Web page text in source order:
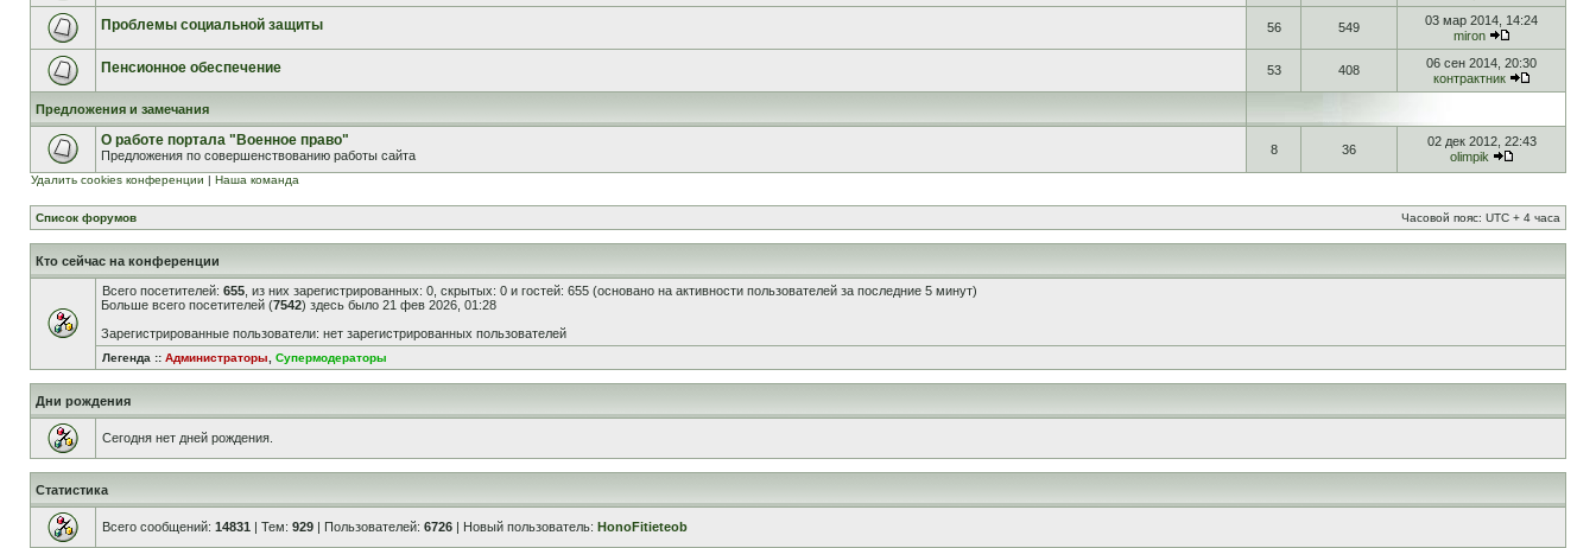
Проблемы социальной защиты 56 549
03 мар 2014, 14:24
miron
Пенсионное обеспечение 53 408
06 сен 2014, 20:30
контрактник
Предложения и замечания
О работе портала "Военное право"
Предложения по совершенствованию работы сайта 8 36
02 дек 2012, 22:43
olimpik
Удалить cookies конференции | Наша команда
Список форумов Часовой пояс: UTC + 4 часа
Кто сейчас на конференции
Всего посетителей: 655 , из них зарегистрированных: 0, скрытых: 0 и гостей: 655 (основано на активности пользователей за последние 5 минут)
Больше всего посетителей (7542) здесь было 21 фев 2026, 01:28
Зарегистрированные пользователи: нет зарегистрированных пользователей
Легенда :: Администраторы Супермодераторы
Дни рождения
Сегодня нет дней рождения.
Статистика
Всего сообщений: 14831 | Тем: 929 | Пользователей: 6726 | Новый пользователь: HonoFitieteob